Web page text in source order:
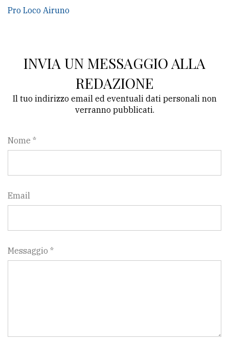
Pro Loco Airuno
INVIA UN MESSAGGIO ALLA
REDAZIONE
Il tuo indirizzo email ed eventuali dati personali non
verranno pubblicati.
Nome *
Email
Messaggio *